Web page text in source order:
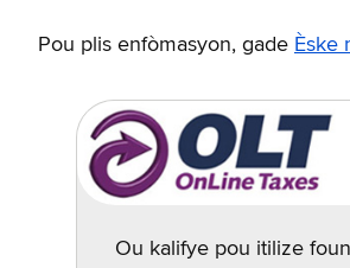
Pou plis enfòmasyon, gade Èske
Ou kalifye pou itilize